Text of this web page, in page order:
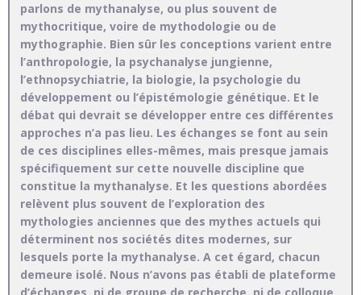
parlons de mythanalyse, ou plus souvent de
mythocritique, voire de mythodologie ou de
mythographie. Bien sûr les conceptions varient entre
l’anthropologie, la psychanalyse jungienne,
l’ethnopsychiatrie, la biologie, la psychologie du
développement ou l’épistémologie génétique. Et le
débat qui devrait se développer entre ces différentes
approches n’a pas lieu. Les échanges se font au sein
de ces disciplines elles-mêmes, mais presque jamais
spécifiquement sur cette nouvelle discipline que
constitue la mythanalyse. Et les questions abordées
relèvent plus souvent de l’exploration des
mythologies anciennes que des mythes actuels qui
déterminent nos sociétés dites modernes, sur
lesquels porte la mythanalyse. A cet égard, chacun
demeure isolé. Nous n’avons pas établi de plateforme